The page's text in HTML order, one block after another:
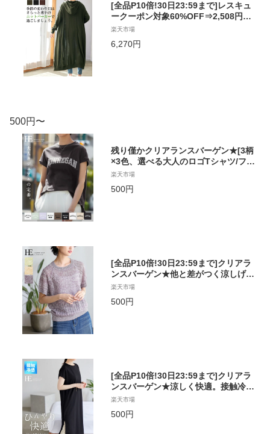
[全品P10倍!30日23:59まで]レスキュ
ークーポン対象60%OFF⇒2,508円季
節の変わり目にちょうどいい♪ニット
ロングパーカーカーディガン/ニット
カーディガン パーカー アウター ニッ
楽天市場
6,270円
500円〜
残り僅かクリアランスバーゲン★[3柄
×3色、選べる大人のロゴTシャツ/フレ
ンチ袖プリントT Tシャツ ロゴT カッ
トソー レディース トップス 大きいサ
イズ[メール便可（1点まで）] [M便 1/
楽天市場
500円
[全品P10倍!30日23:59まで]クリアラ
ンスバーゲン★他と差がつく涼しげニ
ット。リーフ柄ラグランスラブニッ
ト/サマーニット レディース トップス
ラグランスリーブ[返品交換不可][メー
楽天市場
500円
[全品P10倍!30日23:59まで]クリアラ
ンスバーゲン★涼しく快適。接触冷感
フレンチ袖ワンピース/ワンピース ワ
ンピ 接触冷感 スリット レディース 体
型カバー フレンチスリーブ ゆったり
楽天市場
500円